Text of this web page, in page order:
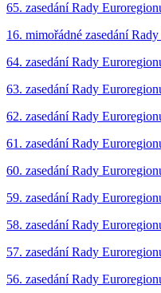
65. zasedání Rady
16. mimořádné zasedání
64. zasedání Rady
63. zasedání Rady
62. zasedání Rady
61. zasedání Rady
60. zasedání Rady
59. zasedání Rady
58. zasedání Rady
57. zasedání Rady
56. zasedání Rady